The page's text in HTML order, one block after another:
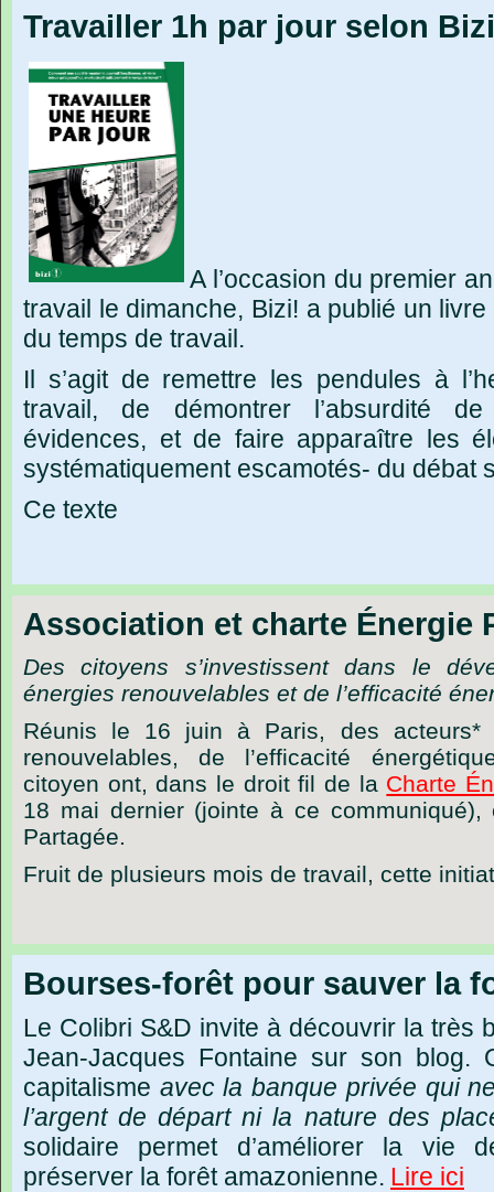
Travailler 1h par jour selon
A l’occasion du premier
travail le dimanche, Bizi! a publié un
du temps de travail.
Il s’agit de remettre les pendules à
travail, de démontrer l’absurdité
évidences, et de faire apparaître les
systématiquement escamotés- du débat
Ce texte
Association et charte Énergie
Des citoyens s’investissent dans le
énergies renouvelables et de l’efficacité
Réunis le 16 juin à Paris, des acteurs*
renouvelables, de l’efficacité
citoyen ont, dans le droit fil de la Charte
18 mai dernier (jointe à ce communiqué),
Partagée.
Fruit de plusieurs mois de travail, cette
Bourses-forêt pour sauver la
Le Colibri S&D invite à découvrir la très
Jean-Jacques Fontaine sur son blog.
capitalisme avec la banque privée qui
l’argent de départ ni la nature des
solidaire permet d’améliorer la vie
préserver la forêt amazonienne. Lire ici